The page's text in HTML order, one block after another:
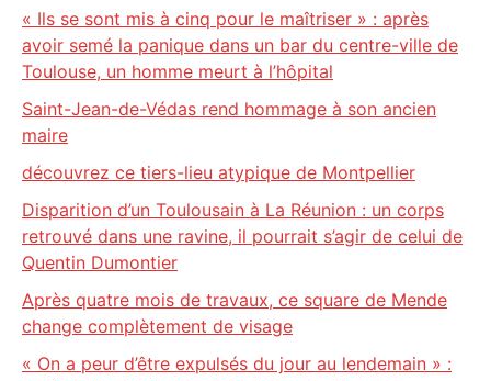
« Ils se sont mis à cinq pour le maîtriser » : après
avoir semé la panique dans un bar du centre-ville de
Toulouse, un homme meurt à l’hôpital
Saint-Jean-de-Védas rend hommage à son ancien
maire
découvrez ce tiers-lieu atypique de Montpellier
Disparition d’un Toulousain à La Réunion : un corps
retrouvé dans une ravine, il pourrait s’agir de celui de
Quentin Dumontier
Après quatre mois de travaux, ce square de Mende
change complètement de visage
« On a peur d’être expulsés du jour au lendemain » :